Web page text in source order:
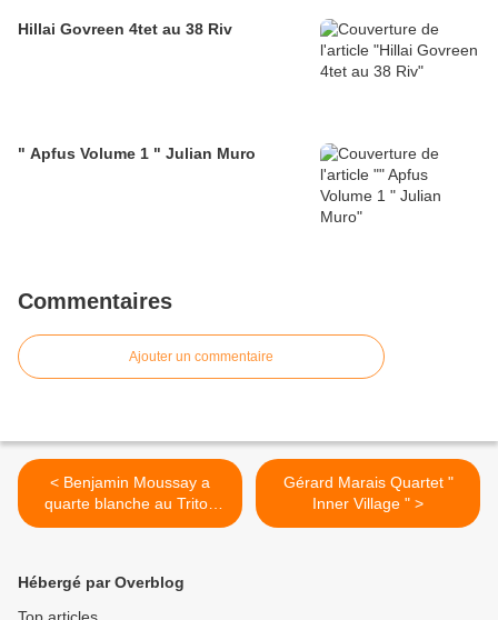
Hillai Govreen 4tet au 38 Riv
" Apfus Volume 1 " Julian Muro
Commentaires
Ajouter un commentaire
< Benjamin Moussay a
quarte blanche au Triton
avec Michel Benita et
Gérard Marais Quartet "
Inner Village " >
Hébergé par Overblog